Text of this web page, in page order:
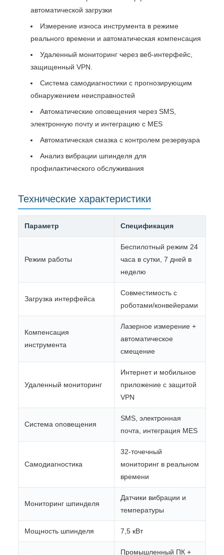
автоматической загрузки
Измерение износа инструмента в режиме
реального времени и автоматическая компенсация
Удаленный мониторинг через веб-интерфейс,
защищенный VPN.
Система самодиагностики с прогнозирующим
обнаружением неисправностей
Автоматические оповещения через SMS,
электронную почту и интеграцию с MES
Автоматическая смазка с контролем резервуара
Анализ вибрации шпинделя для
профилактического обслуживания
Технические характеристики
Параметр Спецификация
Режим работы
Беспилотный режим 24
часа в сутки, 7 дней в
неделю
Загрузка интерфейса
Совместимость с
роботами/конвейерами
Компенсация
инструмента
Лазерное измерение +
автоматическое
смещение
Удаленный мониторинг
Интернет и мобильное
приложение с защитой
VPN
Система оповещения
SMS, электронная
почта, интеграция MES
Самодиагностика
32-точечный
мониторинг в реальном
времени
Мониторинг шпинделя
Датчики вибрации и
температуры
Мощность шпинделя 7,5 кВт
Промышленный ПК +